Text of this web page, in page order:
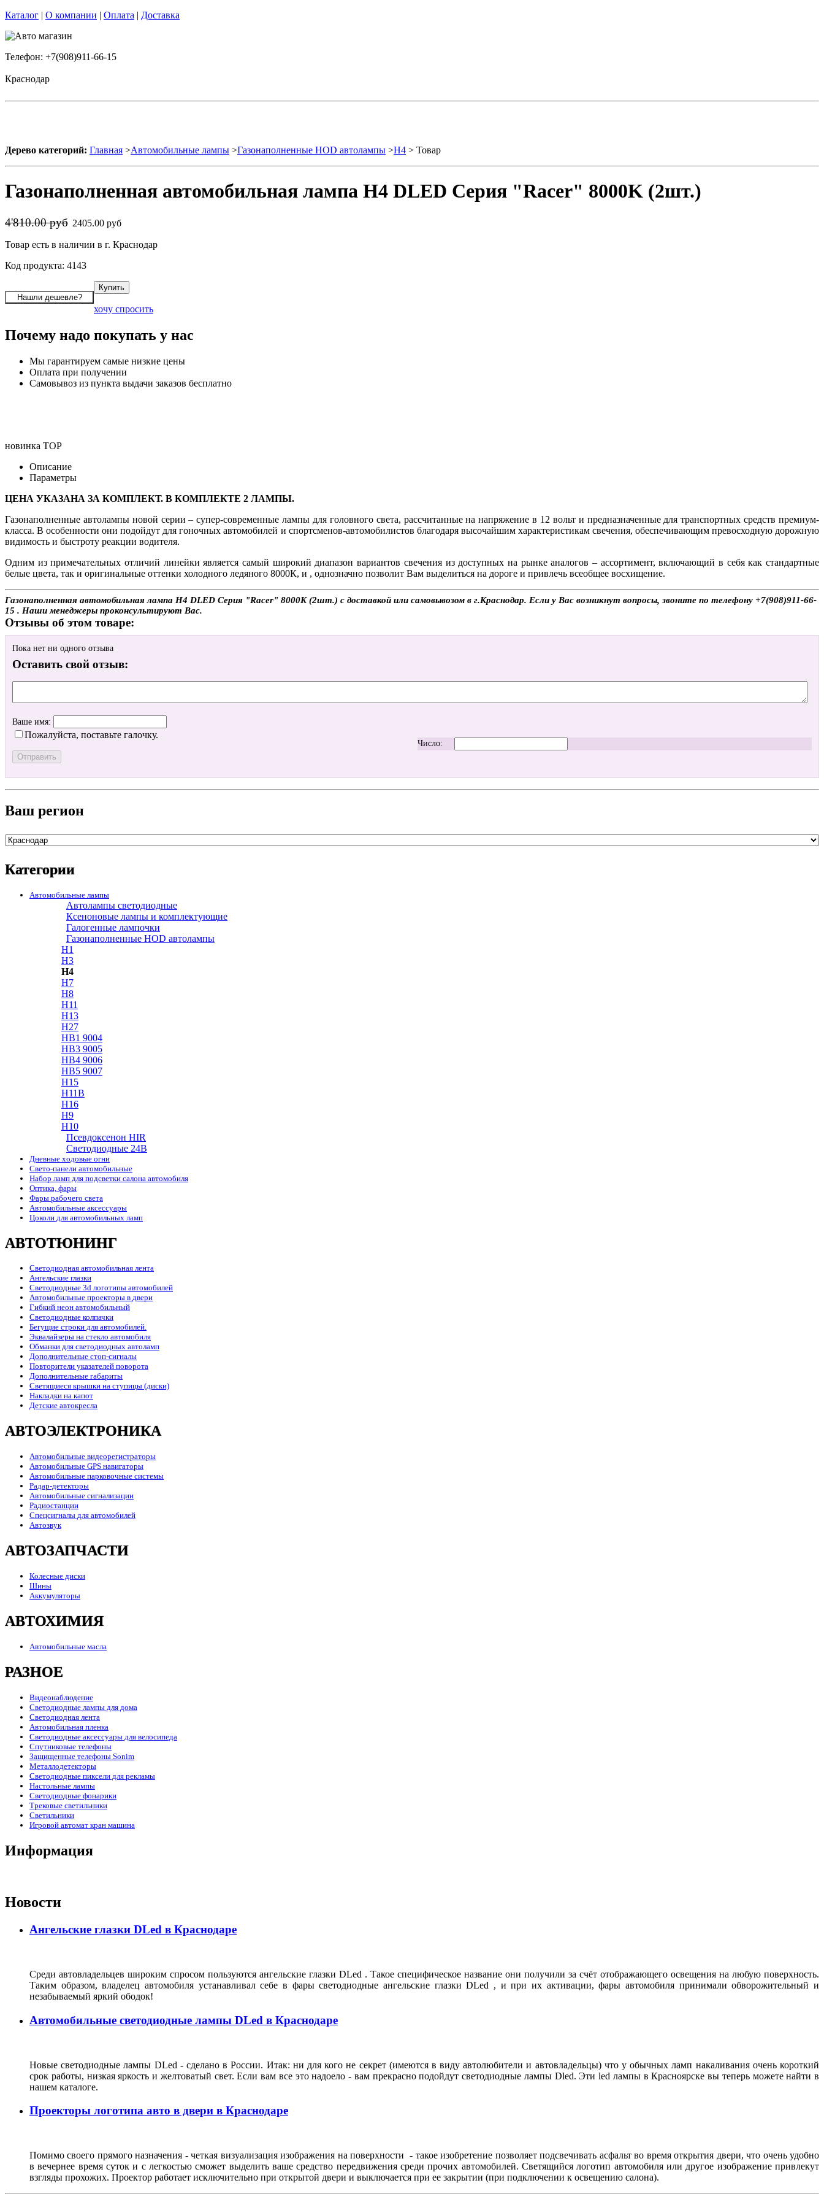
Каталог | О компании | Оплата | Доставка
Телефон: +7(908)911-66-15
Краснодар
Дерево категорий: Главная >Автомобильные лампы >Газонаполненные HOD автолампы >H4 > Товар
Газонаполненная автомобильная лампа H4 DLED Серия "Racer" 8000K (2шт.)
4'810.00 руб 2405.00 руб
Товар есть в наличии в г. Краснодар
Код продукта: 4143
хочу спросить
Почему надо покупать у нас
Мы гарантируем самые низкие цены
Оплата при получении
Самовывоз из пункта выдачи заказов бесплатно
новинка TOP
Описание
Параметры
ЦЕНА УКАЗАНА ЗА КОМПЛЕКТ. В КОМПЛЕКТЕ 2 ЛАМПЫ.
Газонаполненные автолампы новой серии – супер-современные лампы для головного света, рассчитанные на напряжение в 12 вольт и предназначенные для транспортных средств премиум-
класса. В особенности они подойдут для гоночных автомобилей и спортсменов-автомобилистов благодаря высочайшим характеристикам свечения, обеспечивающим превосходную дорожную
видимость и быстроту реакции водителя.
Одним из примечательных отличий линейки является самый широкий диапазон вариантов свечения из доступных на рынке аналогов – ассортимент, включающий в себя как стандартные
белые цвета, так и оригинальные оттенки холодного ледяного 8000К, и , однозначно позволит Вам выделиться на дороге и привлечь всеобщее восхищение.
Газонаполненная автомобильная лампа H4 DLED Серия "Racer" 8000K (2шт.) с доставкой или самовывозом в г.Краснодар. Если у Вас возникнут вопросы, звоните по телефону +7(908)911-66-
15 . Наши менеджеры проконсультируют Вас.
Отзывы об этом товаре:
Пока нет ни одного отзыва
Оставить свой отзыв:
Ваше имя:
Пожалуйста, поставьте галочку.
Число:
Ваш регион
Категории
Автомобильные лампы
Автолампы светодиодные
Ксеноновые лампы и комплектующие
Галогенные лампочки
Газонаполненные HOD автолампы
H1
H3
H4
H7
H8
H11
H13
H27
HB1 9004
HB3 9005
HB4 9006
HB5 9007
H15
H11B
H16
H9
H10
Псевдоксенон HIR
Cветодиодные 24B
Дневные ходовые огни
Свето-панели автомобильные
Набор ламп для подсветки салона автомобиля
Оптика, фары
Фары рабочего света
Автомобильные аксессуары
Цоколи для автомобильных ламп
АВТОТЮНИНГ
Светодиодная автомобильная лента
Ангельские глазки
Светодиодные 3d логотипы автомобилей
Автомобильные проекторы в двери
Гибкий неон автомобильный
Светодиодные колпачки
Бегущие строки для автомобилей.
Эквалайзеры на стекло автомобиля
Обманки для светодиодных автоламп
Дополнительные стоп-сигналы
Повторители указателей поворота
Дополнительные габариты
Светящиеся крышки на ступицы (диски)
Накладки на капот
Детские автокресла
АВТОЭЛЕКТРОНИКА
Автомобильные видеорегистраторы
Автомобильные GPS навигаторы
Автомобильные парковочные системы
Радар-детекторы
Автомобильные сигнализации
Радиостанции
Спецсигналы для автомобилей
Автозвук
АВТОЗАПЧАСТИ
Колесные диски
Шины
Аккумуляторы
АВТОХИМИЯ
Автомобильные масла
РАЗНОЕ
Видеонаблюдение
Светодиодные лампы для дома
Светодиодная лента
Автомобильная пленка
Светодиодные аксессуары для велосипеда
Спутниковые телефоны
Защищенные телефоны Sonim
Металлодетекторы
Светодиодные пиксели для рекламы
Настольные лампы
Светодиодные фонарики
Трековые светильники
Светильники
Игровой автомат кран машина
Информация
Новости
Ангельские глазки DLed в Краснодаре
Среди автовладельцев широким спросом пользуются ангельские глазки DLed . Такое специфическое название они получили за счёт отображающего освещения на любую поверхность.
Таким образом, владелец автомобиля устанавливал себе в фары светодиодные ангельские глазки DLed , и при их активации, фары автомобиля принимали обворожительный и
незабываемый яркий ободок!
Автомобильные светодиодные лампы DLed в Краснодаре
Новые светодиодные лампы DLed - сделано в России. Итак: ни для кого не секрет (имеются в виду автолюбители и автовладельцы) что у обычных ламп накаливания очень короткий
срок работы, низкая яркость и желтоватый свет. Если вам все это надоело - вам прекрасно подойдут светодиодные лампы Dled. Эти led лампы в Красноярске вы теперь можете найти в
нашем каталоге.
Проекторы логотипа авто в двери в Краснодаре
Помимо своего прямого назначения - четкая визуализация изображения на поверхности - такое изобретение позволяет подсвечивать асфальт во время открытия двери, что очень удобно
в вечернее время суток и с легкостью сможет выделить ваше средство передвижения среди прочих автомобилей. Светящийся логотип автомобиля или другое изображение привлекут
взгляды прохожих. Проектор работает исключительно при открытой двери и выключается при ее закрытии (при подключении к освещению салона).